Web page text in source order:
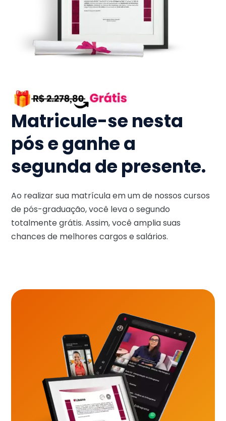
Matricule-se nesta
pós e ganhe a
segunda de presente.
Ao realizar sua matrícula em um de nossos cursos
de pós-graduação, você leva o segundo
totalmente grátis. Assim, você amplia suas
chances de melhores cargos e salários.